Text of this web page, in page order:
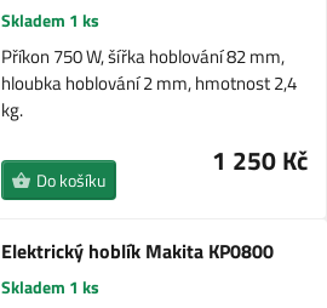
Skladem 1 ks
Příkon 750 W, šířka hoblování 82 mm,
hloubka hoblování 2 mm, hmotnost 2,4
kg.
1 250 Kč
Do košíku
Elektrický hoblík Makita KP0800
Skladem 1 ks